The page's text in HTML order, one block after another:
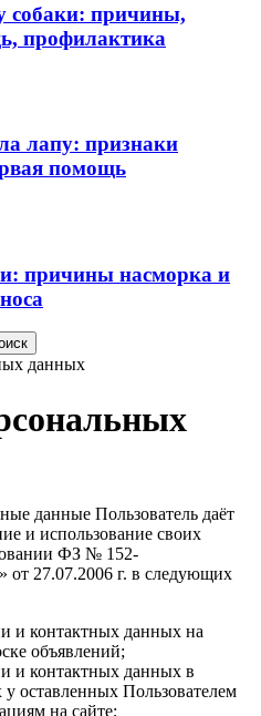
собаки: причины,
профилактика
лапу: признаки
помощь
причины насморка и
данных
данные Пользователь даёт
и использование своих
ФЗ № 152-
27.07.2006 г. в следующих
и контактных данных на
объявлений;
и контактных данных в
оставленных Пользователем
на сайте;